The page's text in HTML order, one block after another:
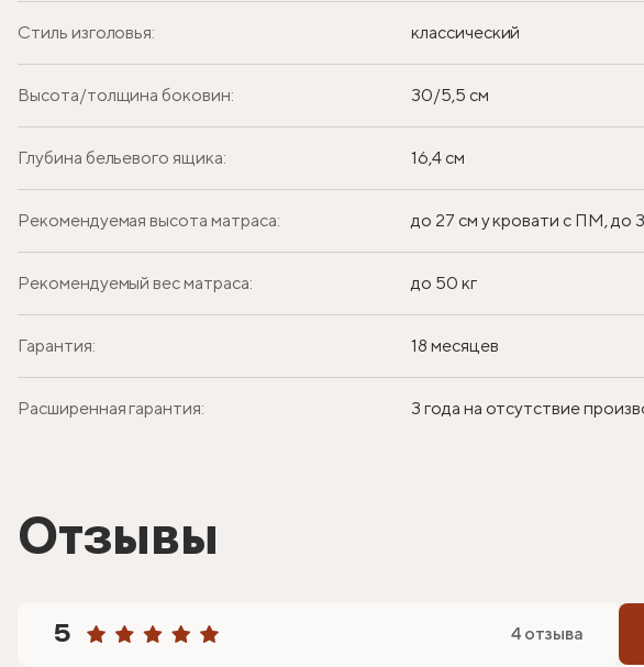
Стиль изголовья: классический
Высота/толщина боковин: 30/5,5 см
Глубина бельевого ящика: 16,4 см
Рекомендуемая высота матраса: до 27 см у кровати с ПМ, до
Рекомендуемый вес матраса: до 50 кг
Гарантия: 18 месяцев
Расширенная гарантия: 3 года на отсутствие
Отзывы
5 4 отзыва